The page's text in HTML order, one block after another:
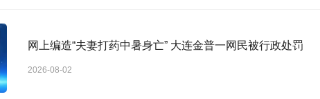
网上编造“夫妻打药中暑身亡” 大连金普一网民被行政处罚
2026-08-02